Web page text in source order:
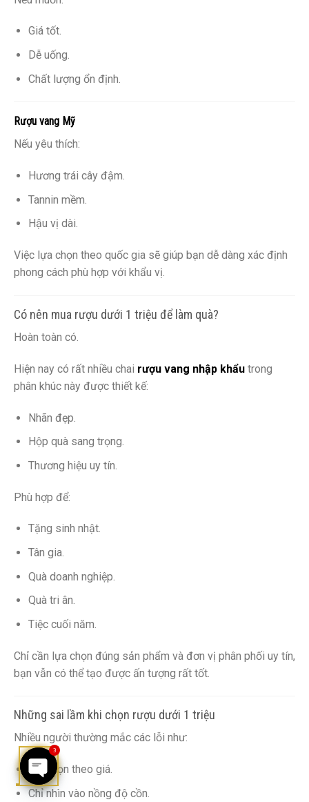
Giá tốt.
Dễ uống.
Chất lượng ổn định.
Rượu vang Mỹ
Nếu yêu thích:
Hương trái cây đậm.
Tannin mềm.
Hậu vị dài.
Việc lựa chọn theo quốc gia sẽ giúp bạn dễ dàng xác định
phong cách phù hợp với khẩu vị.
Có nên mua rượu dưới 1 triệu để làm quà?
Hoàn toàn có.
Hiện nay có rất nhiều chai rượu vang nhập khẩu trong
phân khúc này được thiết kế:
Nhãn đẹp.
Hộp quà sang trọng.
Thương hiệu uy tín.
Phù hợp để:
Tặng sinh nhật.
Tân gia.
Quà doanh nghiệp.
Quà tri ân.
Tiệc cuối năm.
Chỉ cần lựa chọn đúng sản phẩm và đơn vị phân phối uy tín,
bạn vẫn có thể tạo được ấn tượng rất tốt.
Những sai lầm khi chọn rượu dưới 1 triệu
Nhiều người thường mắc các lỗi như:
Chỉ chọn theo giá.
Chỉ nhìn vào nồng độ cồn.
OPEN
3